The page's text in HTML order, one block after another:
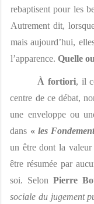
rebaptisent pour les
Autrement dit,
mais aujourd’hui,
l’apparence. Quelle
À fortiori, il
centre de ce débat,
une enveloppe ou
dans «
un être dont la valeur
être résumée par
soi. Selon Pierre
sociale du jugement